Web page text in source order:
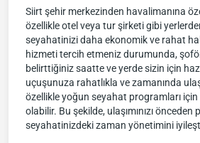
Siirt şehir merkezinden havalimanına
özellikle otel veya tur şirketi gibi
seyahatinizi daha ekonomik ve rahat
hizmeti tercih etmeniz durumunda,
belirttiğiniz saatte ve yerde sizin için
uçuşunuza rahatlıkla ve zamanında
özellikle yoğun seyahat programları
olabilir. Bu şekilde, ulaşımınızı
seyahatinizdeki zaman yönetimini